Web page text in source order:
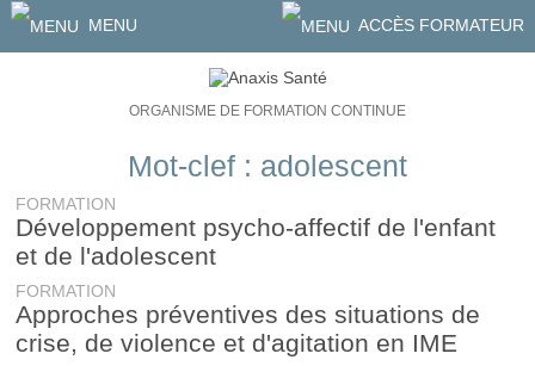
MENU ACCÈS FORMATEUR
ORGANISME DE FORMATION CONTINUE
Mot-clef : adolescent
FORMATION
Développement psycho-affectif de l'enfant
et de l'adolescent
FORMATION
Approches préventives des situations de
crise, de violence et d'agitation en IME